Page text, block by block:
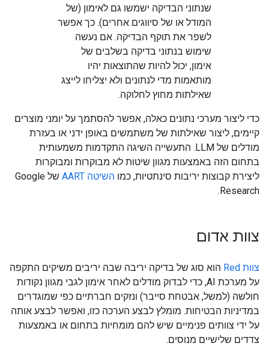
שנתוני הבדיקה ישמשו גם לאימון (של
המודל או של סיווגים אחרים). כך אפשר
לשפר את תוקף הבדיקה. אם נעשה
שימוש בנתוני בדיקה בשלבים של
אימון, יכול להיות שהתוצאות יהיו
מותאמות מדי לנתונים ולא יצליחו לייצג
שאילתות מחוץ לחלוקה.
כדי ליצור מערכי נתונים כאלה, אפשר להסתמך על יומני מוצרים
קיימים, ליצור שאילתות של משתמשים באופן ידני או בעזרת
מודלים של LLM. התעשייה השיגה התקדמות משמעותית
בתחום הזה באמצעות מגוון שיטות לא מבוקרות ומבוקרות
ליצירת קבוצות יריבות סינתטיות, כמו השיטה AART
של Google
Research.
צוות אדום
צוות Red
הוא סוג של בדיקה יריבה שבה יריבים משיקים התקפה
על מערכת AI, כדי לבדוק מודלים לאחר אימון לגבי מגוון נקודות
חולשה (למשל, אבטחת סייבר) ונזקים חברתיים כפי שמוגדרים
במדיניות הבטיחות. מומלץ לבצע הערכה כזו, ואפשר לבצע אותה
על ידי צוותים פנימיים שיש להם מומחיות בתחום או באמצעות
צדדים שלישיים מנוסים.